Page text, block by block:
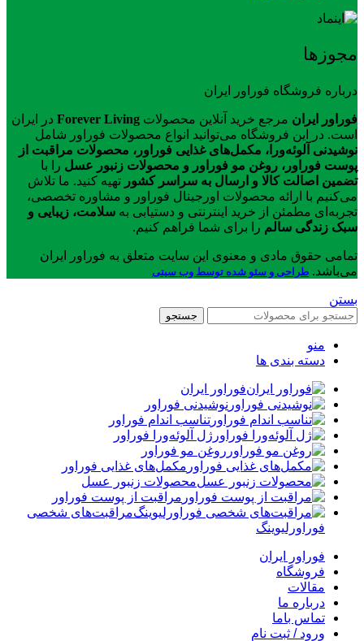
مجوزها
درباره فروشگاه فوراور ایران
فوراور ایران مرجع خرید آنلاین محصولات Forever Living در ایران
است. در این فروشگاه می‌توانید انواع محصولات فوراور شامل
نوشیدنی آلوئه‌ورا، مکمل‌های غذایی فوراور، محصولات مراقبت از
پوست فوراور، روغن مو فوراور و محصولات زنبور عسل را با
تضمین اصالت کالا و ارسال به سراسر کشور تهیه کنید. ما تلاش
می‌کنیم با ارائه محصولات اورجینال فوراور و مشاوره تخصصی،
تجربه‌ای مطمئن از خرید اینترنتی و دستیابی به سلامت، زیبایی و
سبک زندگی سالم را برای شما فراهم کنیم.
تمامی حقوق مادی و معنوی این سایت متعلق به فوراور ایران
می‌باشد. طراحی و سئو شده توسط وب سیتی
بستن
جستجو
منو
دسته بندی ها
فوراور ایران
نوشیدنی فوراور
تناسب اندام فوراور
ژل آلوئه‌ورا فوراور
روغن مو فوراور
مکمل‌های غذایی فوراور
محصولات زنبور عسل
مراقبت از پوست فوراور
مراقبت‌های شخصی
فوراورلیوینگ
فوراور ایران
فروشگاه
مقالات
درباره ما
تماس باما
ورود / ثبت نام